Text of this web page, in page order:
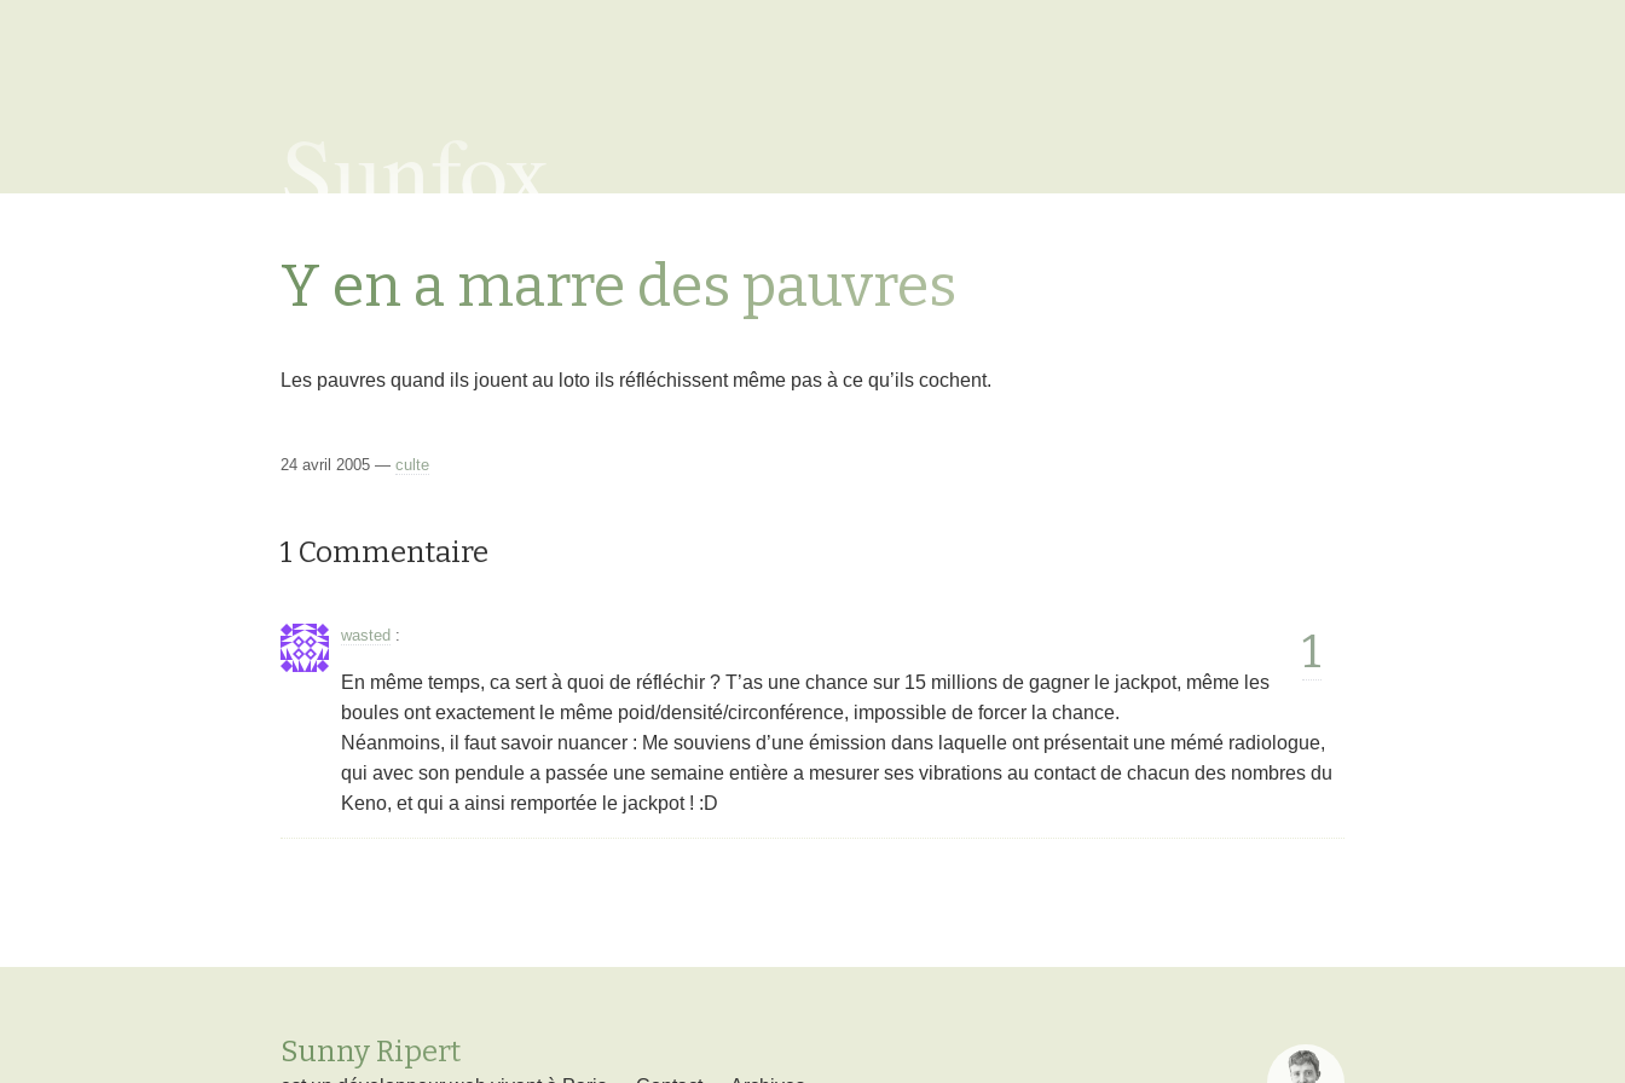
Sunfox
Y en a marre des pauvres
Les pauvres quand ils jouent au loto ils réfléchissent même pas à ce qu’ils cochent.
24 avril 2005 — culte
1 Commentaire
1
wasted :
En même temps, ca sert à quoi de réfléchir ? T’as une chance sur 15 millions de gagner le jackpot, même les
boules ont exactement le même poid/densité/circonférence, impossible de forcer la chance.
Néanmoins, il faut savoir nuancer : Me souviens d’une émission dans laquelle ont présentait une mémé radiologue,
qui avec son pendule a passée une semaine entière a mesurer ses vibrations au contact de chacun des nombres du
Keno, et qui a ainsi remportée le jackpot ! :D
Sunny Ripert